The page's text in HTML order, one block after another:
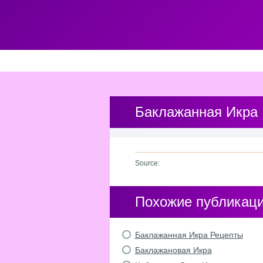
Баклажанная Икра
Source:
Похожие
Баклажанная Икра Рецепты
Баклажановая Икра